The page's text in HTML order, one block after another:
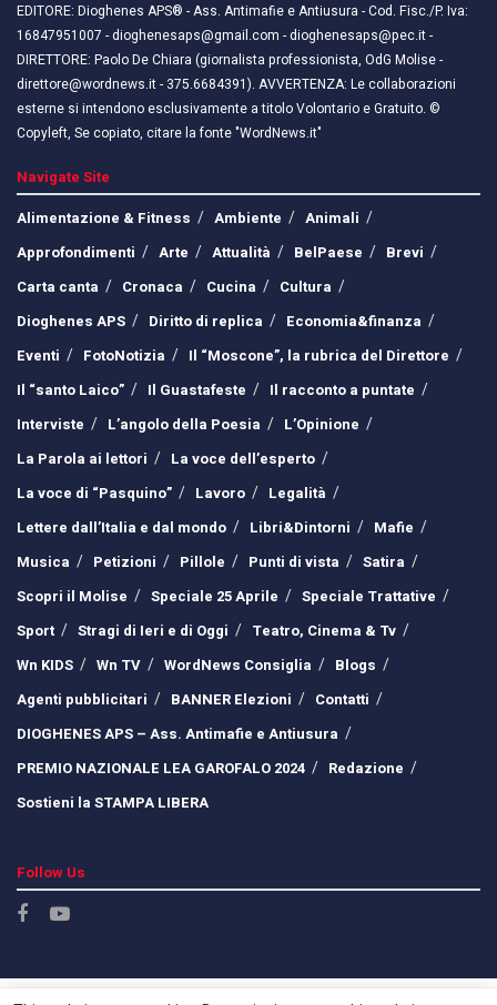
EDITORE: Dioghenes APS® - Ass. Antimafie e Antiusura - Cod. Fisc./P. Iva:
16847951007 - dioghenesaps@gmail.com - dioghenesaps@pec.it - ​​
DIRETTORE: Paolo De Chiara (giornalista professionista, OdG Molise -
direttore@wordnews.it - ​​375.6684391). AVVERTENZA: Le collaborazioni
esterne si intendono esclusivamente a titolo Volontario e Gratuito. ©
Copyleft, Se copiato, citare la fonte "WordNews.it"
Navigate Site
Alimentazione & Fitness
Ambiente
Animali
Approfondimenti
Arte Attualità BelPaese
Brevi
Carta canta
Cronaca Cucina
Cultura
Dioghenes APS
Diritto di replica
Economia&finanza
Eventi
FotoNotizia
Il “Moscone”, la rubrica del Direttore
Il “santo Laico”
Il Guastafeste
Il racconto a puntate
Interviste
L’angolo della Poesia
L’Opinione
La Parola ai lettori
La voce dell’esperto
La voce di “Pasquino”
Lavoro
Legalità
Lettere dall’Italia e dal mondo
Libri&Dintorni
Mafie
Musica
Petizioni Pillole Punti di vista
Satira
Scopri il Molise
Speciale 25 Aprile
Speciale Trattative
Sport
Stragi di Ieri e di Oggi
Teatro, Cinema & Tv
Wn KIDS
Wn TV WordNews Consiglia
Blogs
Agenti pubblicitari
BANNER Elezioni
Contatti
DIOGHENES APS – Ass. Antimafie e Antiusura
PREMIO NAZIONALE LEA GAROFALO 2024
Redazione
Sostieni la STAMPA LIBERA
Follow Us